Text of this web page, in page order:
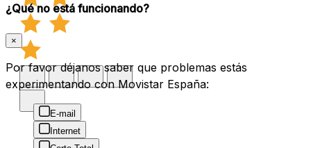
¿Qué no está funcionando?
×
Por favor déjanos saber que problemas estás
experimentando con Movistar España:
E-mail
Internet